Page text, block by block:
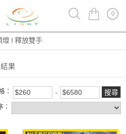
0
燈 l 釋放雙手
果
：
：